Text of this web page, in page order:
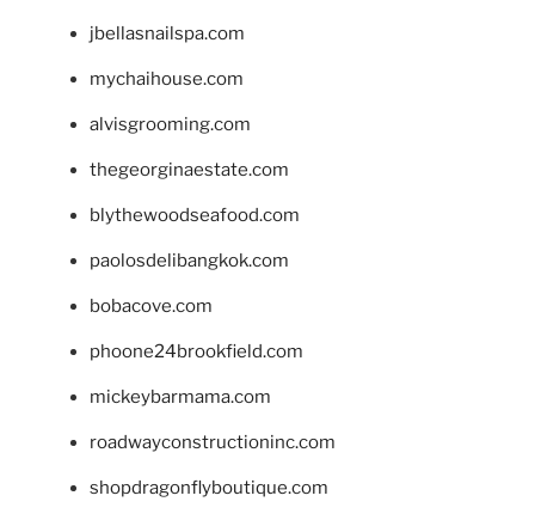
jbellasnailspa.com
mychaihouse.com
alvisgrooming.com
thegeorginaestate.com
blythewoodseafood.com
paolosdelibangkok.com
bobacove.com
phoone24brookfield.com
mickeybarmama.com
roadwayconstructioninc.com
shopdragonflyboutique.com